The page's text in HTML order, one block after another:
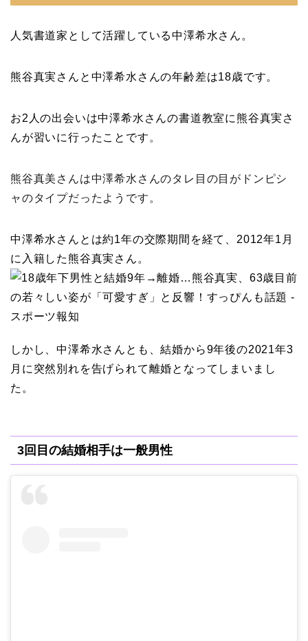
人気書道家として活躍している中澤希水さん。
熊谷真実さんと中澤希水さんの年齢差は18歳です。
お2人の出会いは中澤希水さんの書道教室に熊谷真実さ
んが習いに行ったことです 。
熊谷真美さんは中澤希水さんのタレ目の目がドンピシ
ャのタイプだったようです。
中澤希水さんとは約1年の交際期間を経て、 2012年1 月
に入籍した熊谷真実さん。
しかし、中澤希水さんとも、結婚から9年後の2021年3
月に 突然別れを告げられて離婚となってしまいまし
た。
3回目の結婚相手は一般男性